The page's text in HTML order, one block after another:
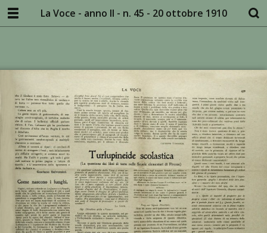
La Voce - anno II - n. 45 - 20 ottobre 1910